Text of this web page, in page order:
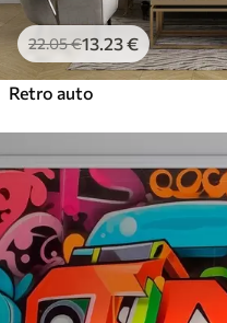
22.05€13.23€
Retro auto